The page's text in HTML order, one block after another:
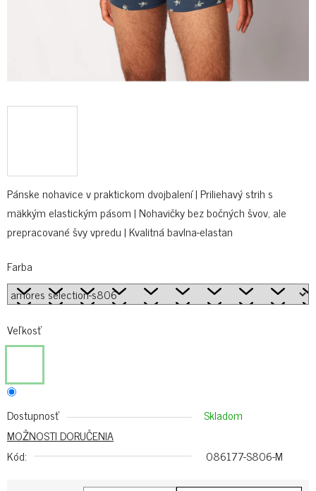
Pánske nohavice v praktickom dvojbalení | Priliehavý strih s
mäkkým elastickým pásom | Nohavičky bez bočných švov, ale
prepracované švy vpredu | Kvalitná bavlna-elastan
Farba
Veľkosť
Dostupnosť
Skladom
MOŽNOSTI DORUČENIA
Kód:
086177-S806-M